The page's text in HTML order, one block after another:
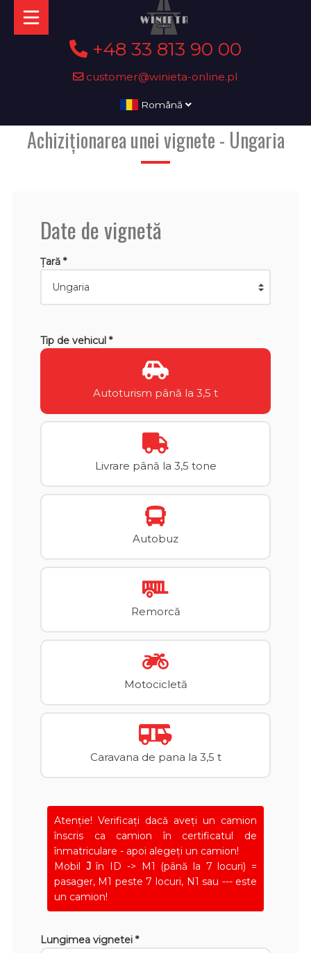
+48 33 813 90 00
customer@winieta-online.pl
Română
Achiziționarea unei vignete - Ungaria
Date de vignetă
Țară *
Tip de vehicul *
Autoturism până la 3,5 t
Livrare până la 3,5 tone
Autobuz
Remorcă
Motocicletă
Caravana de pana la 3,5 t
Atenţie! Verificați dacă aveți un camion
înscris ca camion în certificatul de
înmatriculare - apoi alegeți un camion!
Mobil Jîn ID -> M1 (până la 7 locuri) =
pasager, M1 peste 7 locuri, N1 sau --- este
un camion!
Lungimea vignetei *